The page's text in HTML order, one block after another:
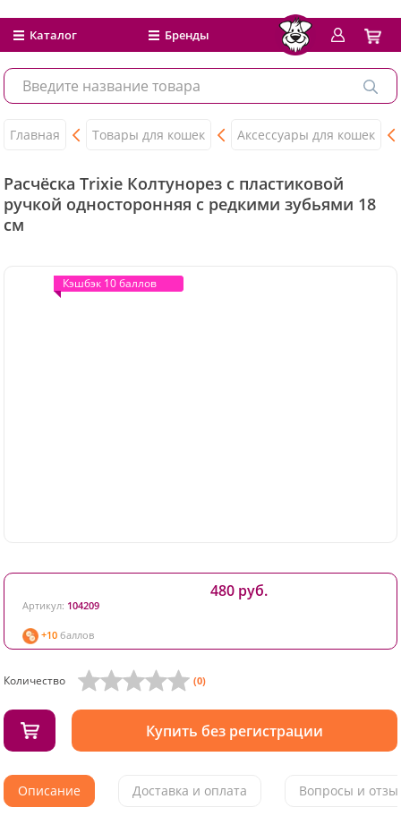
Каталог Бренды
Главная Товары для кошек Аксессуары для кошек
Расчёска Trixie Колтунорез с пластиковой
ручкой односторонняя с редкими зубьями 18
см
Кэшбэк 10 баллов
Кэшбэк 10 баллов
Артикул: 104209
+10 баллов
480 руб.
Количество
Купить без регистрации
(0)
Описание Доставка и оплата Вопросы и